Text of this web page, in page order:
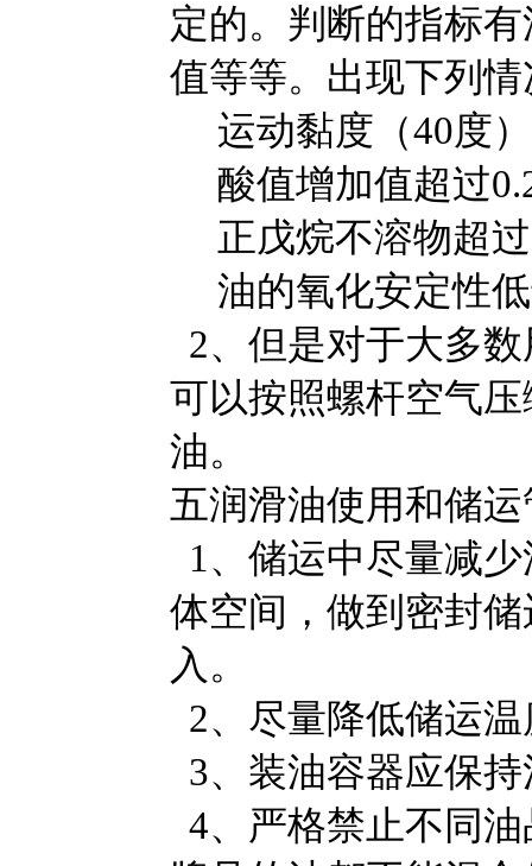
定的。判断的指标
值等等。出现下列
运动黏度（40度
酸值增加值超过
正戊烷不溶物超过
油的氧化安定性低
2、但是对于大多
可以按照螺杆空气
油。
五润滑油使用和储
1、储运中尽量减
体空间，做到密封
入。
2、尽量降低储运温
3、装油容器应保
4、严格禁止不同